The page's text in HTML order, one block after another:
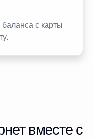
с карты
вместе с